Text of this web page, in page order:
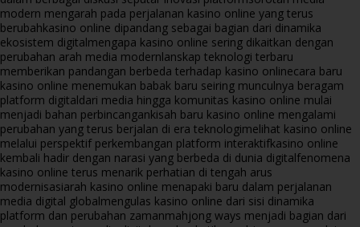
modern mengarah pada perjalanan kasino online yang terus
berubahkasino online dipandang sebagai bagian dari dinamika
ekosistem digitalmengapa kasino online sering dikaitkan dengan
perubahan arah media modernlanskap teknologi terbaru
memberikan pandangan berbeda terhadap kasino onlinecara baru
kasino online menemukan babak baru seiring munculnya beragam
platform digitaldari media hingga komunitas kasino online mulai
menjadi bahan perbincangankisah baru kasino online mengalami
perubahan yang terus berjalan di era teknologimelihat kasino online
melalui perspektif perkembangan platform interaktifkasino online
kembali hadir dengan narasi yang berbeda di dunia digitalfenomena
kasino online terus menarik perhatian di tengah arus
modernisasiarah kasino online menapaki baru dalam perjalanan
media digital globalmengulas kasino online dari sisi dinamika
platform dan perubahan zamanmahjong ways menjadi bagian dari